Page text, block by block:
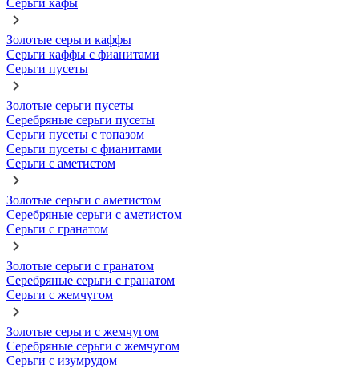
Серьги кафы
Золотые серьги каффы
Серьги каффы с фианитами
Серьги пусеты
Золотые серьги пусеты
Серебряные серьги пусеты
Серьги пусеты с топазом
Серьги пусеты с фианитами
Серьги с аметистом
Золотые серьги с аметистом
Серебряные серьги с аметистом
Серьги с гранатом
Золотые серьги с гранатом
Серебряные серьги с гранатом
Серьги с жемчугом
Золотые серьги с жемчугом
Серебряные серьги с жемчугом
Серьги с изумрудом